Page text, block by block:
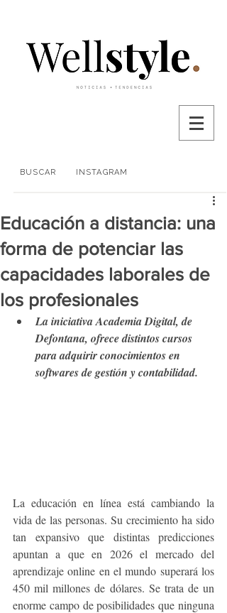
BUSCAR INSTAGRAM
Educación a distancia: una
forma de potenciar las
capacidades laborales de
los profesionales
La iniciativa Academia Digital, de
Defontana, ofrece distintos cursos
para adquirir conocimientos en
softwares de gestión y contabilidad.
La educación en línea está cambiando la
vida de las personas. Su crecimiento ha sido
tan expansivo que distintas predicciones
apuntan a que en 2026 el mercado del
aprendizaje online en el mundo superará los
450 mil millones de dólares. Se trata de un
enorme campo de posibilidades que ninguna